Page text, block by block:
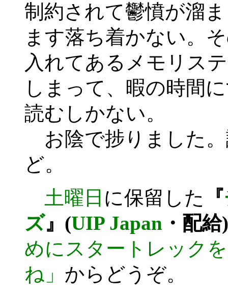
制約されて鬱憤が溜
ます落ち着かない。
入れてあるメモリス
しまって、暇の時間
読むしかない。
お陰で捗りました
ど。
土曜日 に保留した 『
ズ』(UIP Japan ・配給)
めにスタートレック
ね」 からどうぞ。